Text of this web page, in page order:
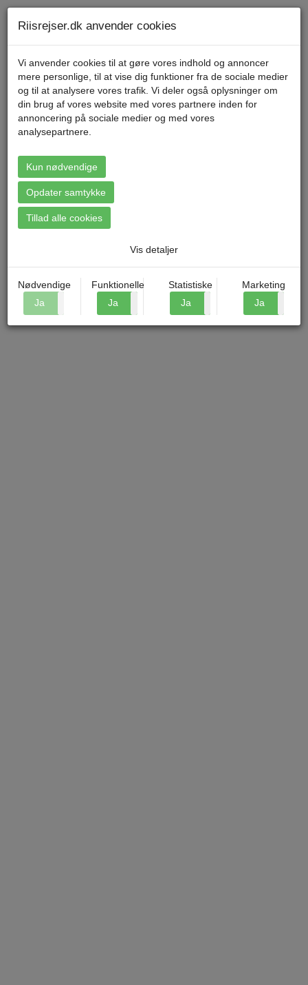
Menu
Booking: Bad Oldesloe -
Julemarked i Lübeck og
Hamburg
Riisrejser.dk anvender cookies
Vi anvender cookies til at gøre vores indhold og annoncer
mere personlige, til at vise dig funktioner fra de sociale medier
og til at analysere vores trafik. Vi deler også oplysninger om
din brug af vores website med vores partnere inden for
annoncering på sociale medier og med vores
analysepartnere.
Kun nødvendige
Opdater samtykke
Tillad alle cookies
Vis detaljer
Nødvendige
Ja
Funktionelle
Ja
Statistiske
Ja
Marketing
Ja